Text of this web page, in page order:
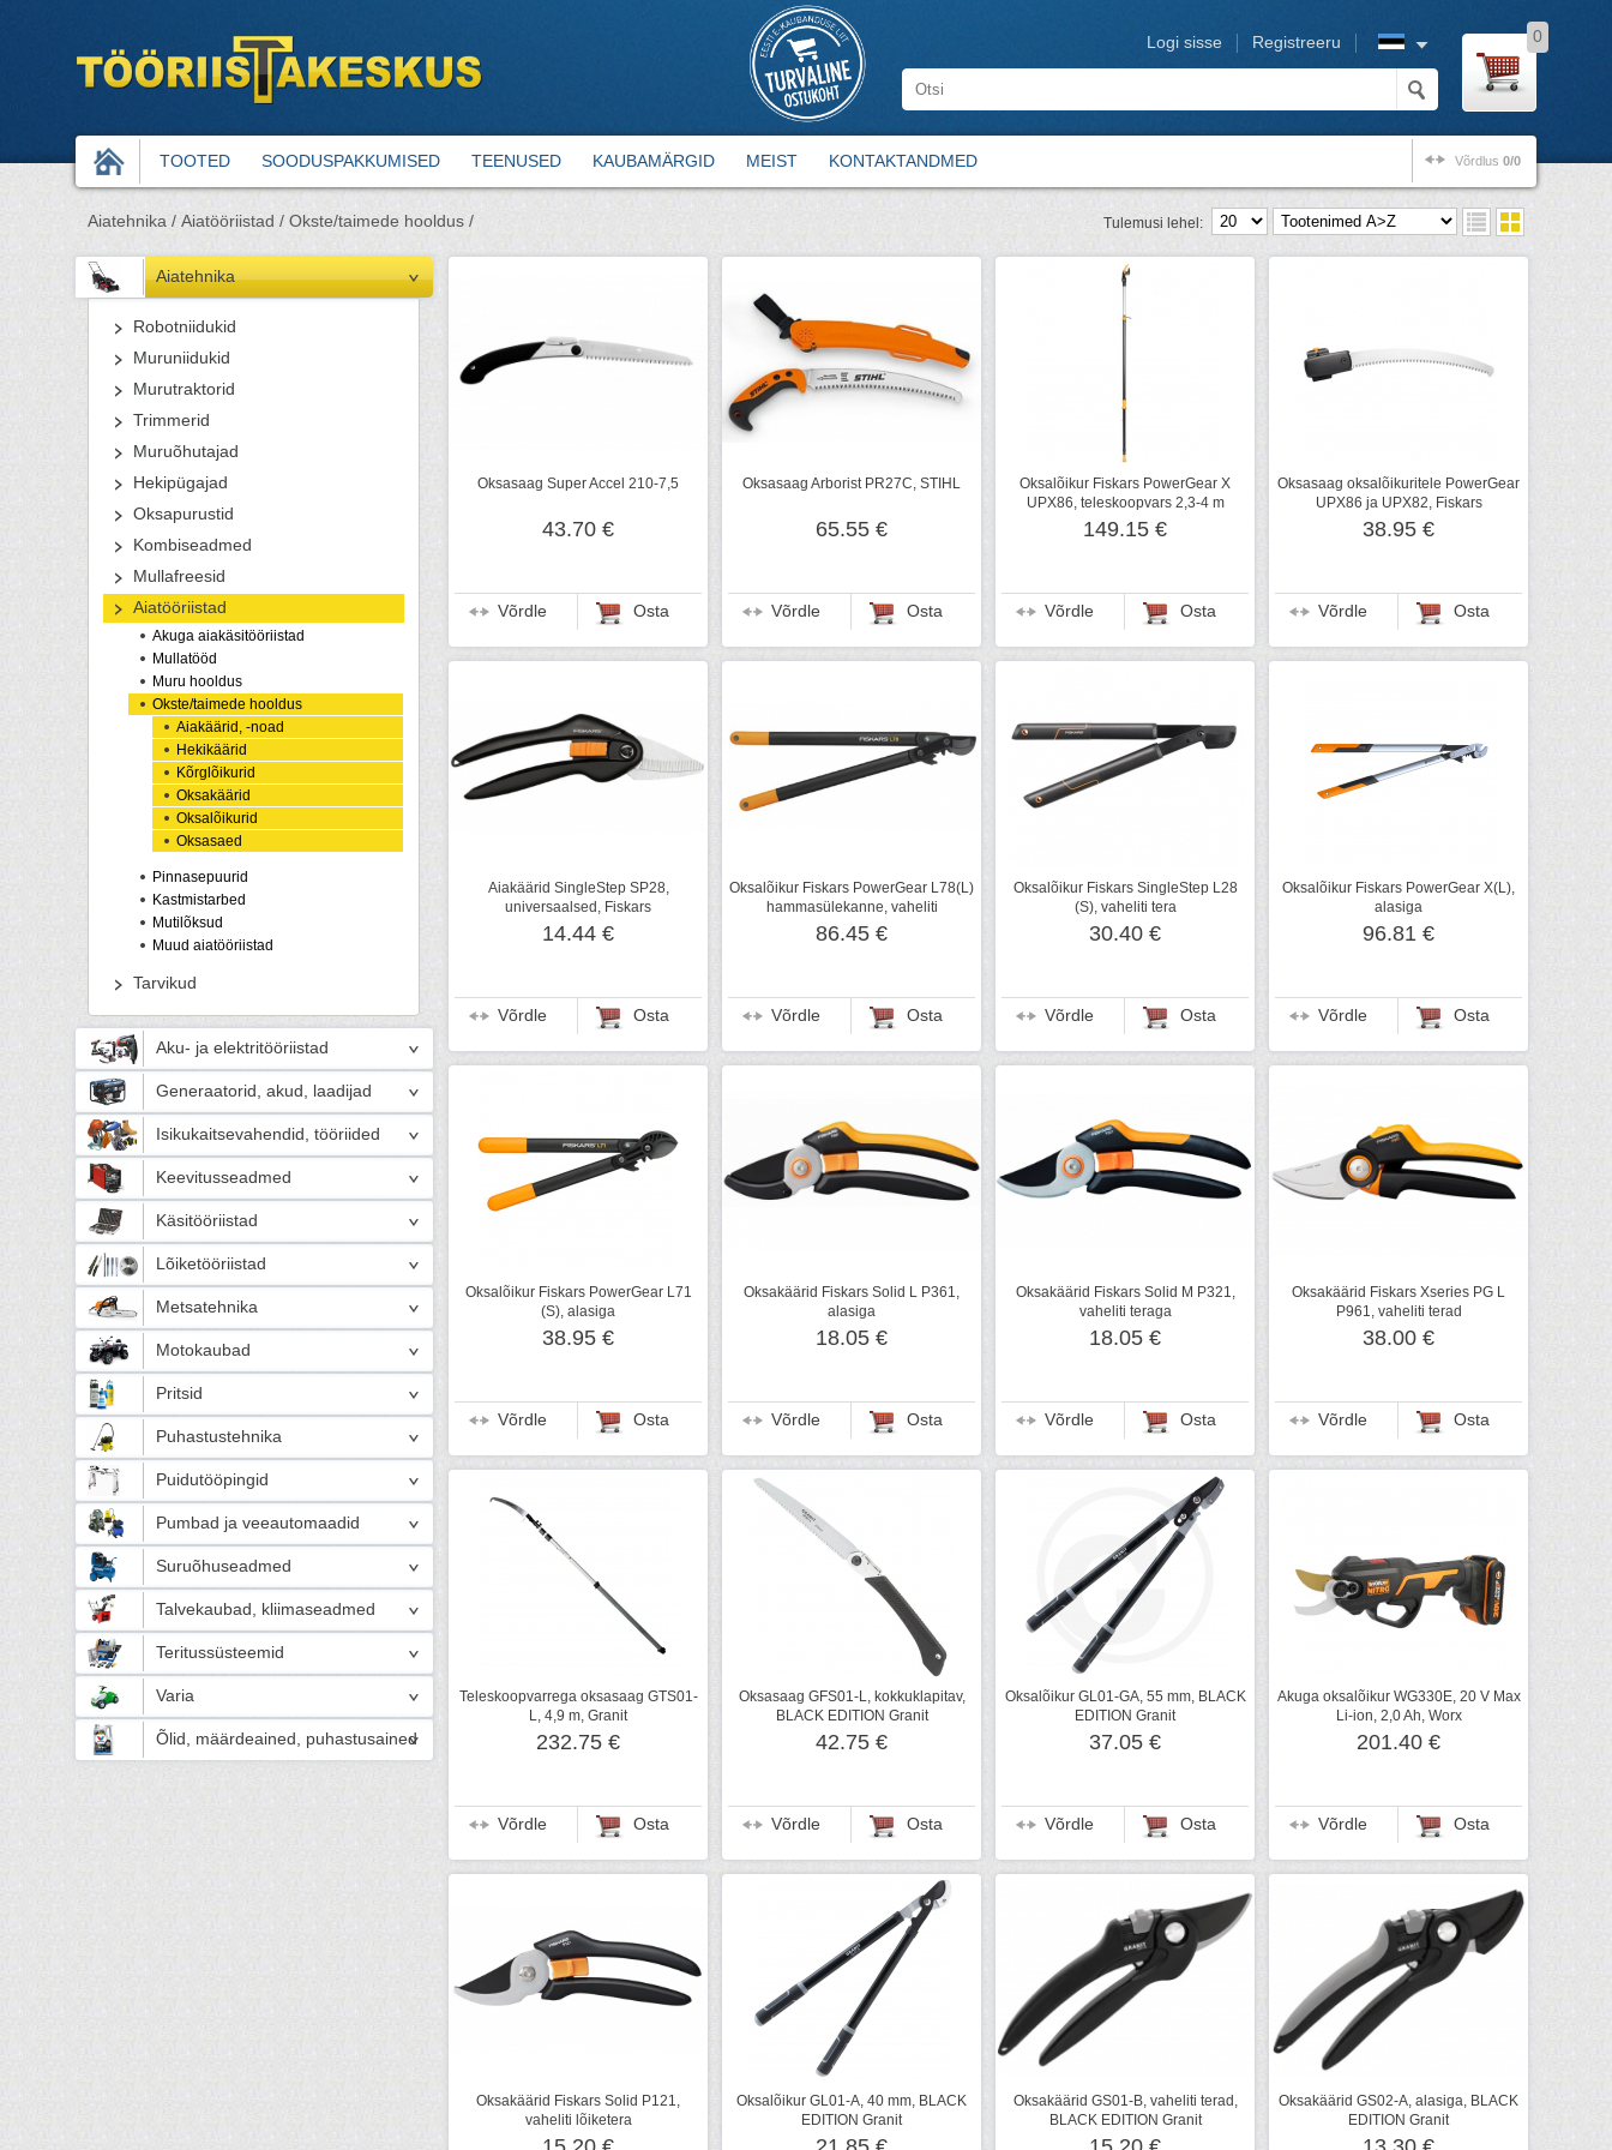
Registreeru
Logi sisse 0
TOOTED SOODUSPAKKUMISED TEENUSED KAUBAMÄRGID MEIST KONTAKTANDMED Võrdlus 0/0
Aiatehnika / Aiatööriistad / Okste/taimede hooldus / Tulemusi lehel:
Aiatehnika
Robotniidukid
Muruniidukid
Murutraktorid
Trimmerid
Muruõhutajad
Hekipügajad
Oksapurustid
Kombiseadmed
Mullafreesid
Aiatööriistad
Akuga aiakäsitööriistad
Mullatööd
Muru hooldus
Okste/taimede hooldus
Aiakäärid, -noad
Hekikäärid
Kõrglõikurid
Oksakäärid
Oksalõikurid
Oksasaed
Pinnasepuurid
Kastmistarbed
Mutilõksud
Muud aiatööriistad
Tarvikud
Aku- ja elektritööriistad
Generaatorid, akud, laadijad
Isikukaitsevahendid, tööriided
Keevitusseadmed
Käsitööriistad
Lõiketööriistad
Metsatehnika
Motokaubad
Pritsid
Puhastustehnika
Puidutööpingid
Pumbad ja veeautomaadid
Suruõhuseadmed
Talvekaubad, kliimaseadmed
Teritussüsteemid
Varia
Õlid, määrdeained, puhastusained
Oksasaag Super Accel 210-7,5
43.70 €
Võrdle Osta
Oksasaag Arborist PR27C, STIHL
65.55 €
Võrdle Osta
Oksalõikur Fiskars PowerGear X
UPX86, teleskoopvars 2,3-4 m
149.15 €
Võrdle Osta
Oksasaag oksalõikuritele PowerGear
UPX86 ja UPX82, Fiskars
38.95 €
Võrdle Osta
Aiakäärid SingleStep SP28,
universaalsed, Fiskars
14.44 €
Võrdle Osta
Oksalõikur Fiskars PowerGear L78(L)
hammasülekanne, vaheliti
86.45 €
Võrdle Osta
Oksalõikur Fiskars SingleStep L28
(S), vaheliti tera
30.40 €
Võrdle Osta
Oksalõikur Fiskars PowerGear X(L),
alasiga
96.81 €
Võrdle Osta
Oksalõikur Fiskars PowerGear L71
(S), alasiga
38.95 €
Võrdle Osta
Oksakäärid Fiskars Solid L P361,
alasiga
18.05 €
Võrdle Osta
Oksakäärid Fiskars Solid M P321,
vaheliti teraga
18.05 €
Võrdle Osta
Oksakäärid Fiskars Xseries PG L
P961, vaheliti terad
38.00 €
Võrdle Osta
Teleskoopvarrega oksasaag GTS01-
L, 4,9 m, Granit
232.75 €
Võrdle Osta
Oksasaag GFS01-L, kokkuklapitav,
BLACK EDITION Granit
42.75 €
Võrdle Osta
Oksalõikur GL01-GA, 55 mm, BLACK
EDITION Granit
37.05 €
Võrdle Osta
Akuga oksalõikur WG330E, 20 V Max
Li-ion, 2,0 Ah, Worx
201.40 €
Võrdle Osta
Oksakäärid Fiskars Solid P121,
vaheliti lõiketera
Oksalõikur GL01-A, 40 mm, BLACK
EDITION Granit
Oksakäärid GS01-B, vaheliti terad,
BLACK EDITION Granit
Oksakäärid GS02-A, alasiga, BLACK
EDITION Granit